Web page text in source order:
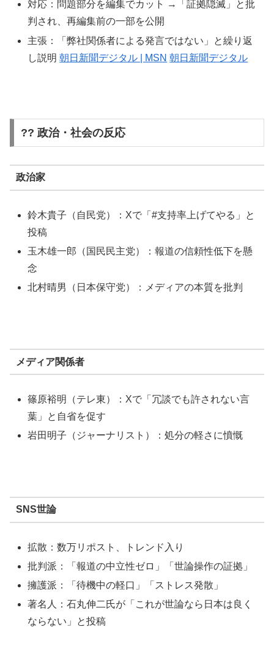
対応：問題部分を編集でカット →「証拠隠滅」と批
判され、再編集前の一部を公開
主張：「弊社関係者による発言ではない」と繰り返
し説明朝日新聞デジタル | MSN 朝日新聞デジタル
?? 政治・社会の反応
政治家
鈴木貴子（自民党）：Xで「#支持率上げてやる」と
投稿
玉木雄一郎（国民民主党）：報道の信頼性低下を懸
念
北村晴男（日本保守党）：メディアの本質を批判
メディア関係者
篠原裕明（テレ東）：Xで「冗談でも許されない言
葉」と自省を促す
岩田明子（ジャーナリスト）：処分の軽さに憤慨
SNS世論
拡散：数万リポスト、トレンド入り
批判派：「報道の中立性ゼロ」「世論操作の証拠」
擁護派：「待機中の軽口」「ストレス発散」
著名人：石丸伸二氏が「これが世論なら日本は良く
ならない」と投稿